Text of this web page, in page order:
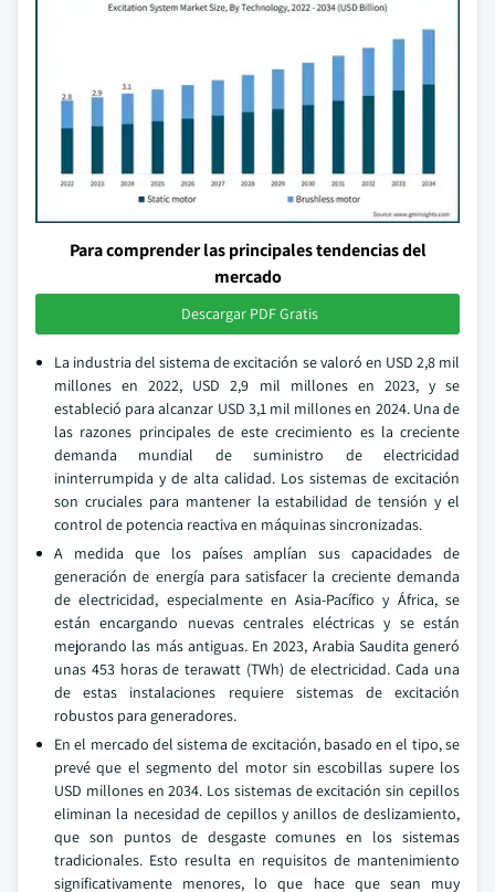
Para comprender las principales tendencias del
mercado
Descargar PDF Gratis
La industria del sistema de excitación se valoró en USD 2,8 mil
millones en 2022, USD 2,9 mil millones en 2023, y se
estableció para alcanzar USD 3,1 mil millones en 2024. Una de
las razones principales de este crecimiento es la creciente
demanda mundial de suministro de electricidad
ininterrumpida y de alta calidad. Los sistemas de excitación
son cruciales para mantener la estabilidad de tensión y el
control de potencia reactiva en máquinas sincronizadas.
A medida que los países amplían sus capacidades de
generación de energía para satisfacer la creciente demanda
de electricidad, especialmente en Asia-Pacífico y África, se
están encargando nuevas centrales eléctricas y se están
mejorando las más antiguas. En 2023, Arabia Saudita generó
unas 453 horas de terawatt (TWh) de electricidad. Cada una
de estas instalaciones requiere sistemas de excitación
robustos para generadores.
En el mercado del sistema de excitación, basado en el tipo, se
prevé que el segmento del motor sin escobillas supere los
USD millones en 2034. Los sistemas de excitación sin cepillos
eliminan la necesidad de cepillos y anillos de deslizamiento,
que son puntos de desgaste comunes en los sistemas
tradicionales. Esto resulta en requisitos de mantenimiento
significativamente menores, lo que hace que sean muy